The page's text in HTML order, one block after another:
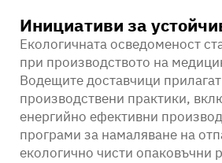
Инициативи за
Екологичната осведоменост
при производството на
Водещите доставчици
производствени практики,
енергийно ефективни
програми за намаляване на
екологично чисти опаковъчни